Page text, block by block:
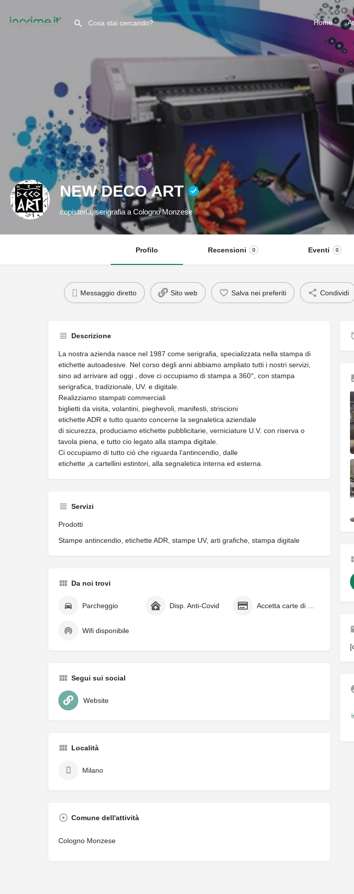
Home
NEW DECO ART
copisteria, serigrafia a Cologno Monzese
Profilo Recensioni 0 Eventi 0
Messaggio diretto Sito web Salva nei preferiti Condividi
Descrizione
La nostra azienda nasce nel 1987 come serigrafia, specializzata nella stampa di
etichette autoadesive. Nel corso degli anni abbiamo ampliato tutti i nostri servizi,
sino ad arrivare ad oggi , dove ci occupiamo di stampa a 360°, con stampa
serigrafica, tradizionale, UV. e digitale.
Realizziamo stampati commerciali
biglietti da visita, volantini, pieghevoli, manifesti, striscioni
etichette ADR e tutto quanto concerne la segnaletica aziendale
di sicurezza, produciamo etichette pubblicitarie, verniciature U.V. con riserva o
tavola piena, e tutto cio legato alla stampa digitale.
Ci occupiamo di tutto ciò che riguarda l’antincendio, dalle
etichette ,a cartellini estintori, alla segnaletica interna ed esterna.
Servizi
Prodotti
Stampe antincendio, etichette ADR, stampe UV, arti grafiche, stampa digitale
Da noi trovi
Parcheggio Disp. Anti-Covid Accetta carte di credito
Wifi disponibile
Segui sui social
Website
Località
Milano
Comune dell'attività
Cologno Monzese